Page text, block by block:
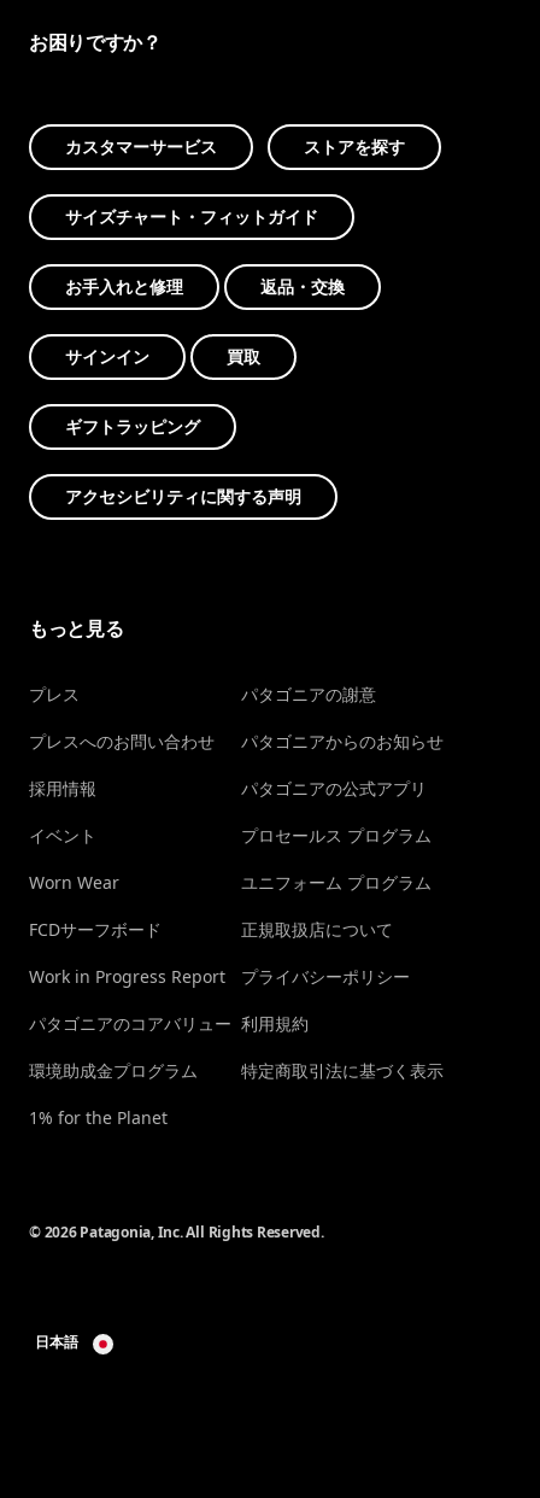
お困りですか？
カスタマーサービス ストアを探す
サイズチャート・フィットガイド
お手入れと修理 返品・交換
サインイン 買取
ギフトラッピング
アクセシビリティに関する声明
もっと見る
プレス
プレスへのお問い合わせ
採用情報
イベント
Worn Wear
FCDサーフボード
Work in Progress Report
パタゴニアのコアバリュー
環境助成金プログラム
1% for the Planet
パタゴニアの謝意
パタゴニアからのお知らせ
パタゴニアの公式アプリ
プロセールス プログラム
ユニフォーム プログラム
正規取扱店について
プライバシーポリシー
利用規約
特定商取引法に基づく表示
© 2026 Patagonia, Inc. All Rights Reserved.
日本語